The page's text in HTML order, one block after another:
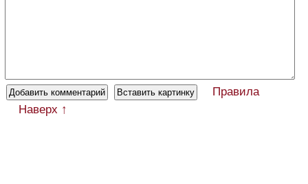
Правила
Наверх ↑